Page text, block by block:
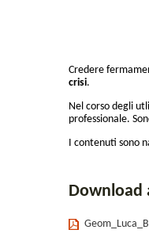
Credere
crisi.
Nel corso degli
professionale.
I contenuti sono
Download